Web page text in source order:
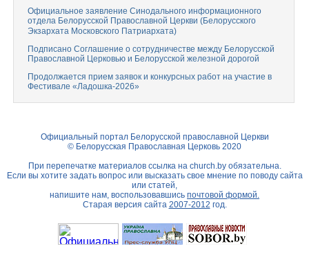
Официальное заявление Синодального информационного
отдела Белорусской Православной Церкви (Белорусского
Экзархата Московского Патриархата)
Подписано Соглашение о сотрудничестве между Белорусской
Православной Церковью и Белорусской железной дорогой
Продолжается прием заявок и конкурсных работ на участие в
Фестивале «Ладошка-2026»
Официальный портал Белорусской православной Церкви
© Белорусская Православная Церковь 2020
При перепечатке материалов ссылка на church.byобязательна.
Если вы хотите задать вопрос или высказать свое мнение по поводу сайта
или статей,
напишите нам, воспользовавшись почтовой формой.
Старая версия сайта 2007-2012 год.